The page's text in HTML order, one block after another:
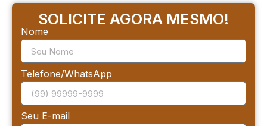
SOLICITE AGORA MESMO!
Nome
Telefone/WhatsApp
Seu E-mail